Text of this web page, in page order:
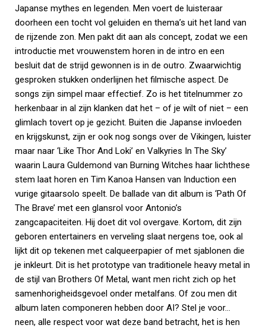
Japanse mythes en legenden. Men voert de luisteraar
doorheen een tocht vol geluiden en thema’s uit het land van
de rijzende zon. Men pakt dit aan als concept, zodat we een
introductie met vrouwenstem horen in de intro en een
besluit dat de strijd gewonnen is in de outro. Zwaarwichtig
gesproken stukken onderlijnen het filmische aspect. De
songs zijn simpel maar effectief. Zo is het titelnummer zo
herkenbaar in al zijn klanken dat het – of je wilt of niet – een
glimlach tovert op je gezicht. Buiten die Japanse invloeden
en krijgskunst, zijn er ook nog songs over de Vikingen, luister
maar naar ‘Like Thor And Loki’ en Valkyries In The Sky’
waarin Laura Guldemond van Burning Witches haar lichthese
stem laat horen en Tim Kanoa Hansen van Induction een
vurige gitaarsolo speelt. De ballade van dit album is ‘Path Of
The Brave’ met een glansrol voor Antonio’s
zangcapaciteiten. Hij doet dit vol overgave. Kortom, dit zijn
geboren entertainers en verveling slaat nergens toe, ook al
lijkt dit op tekenen met calqueerpapier of met sjablonen die
je inkleurt. Dit is het prototype van traditionele heavy metal in
de stijl van Brothers Of Metal, want men richt zich op het
samenhorigheidsgevoel onder metalfans. Of zou men dit
album laten componeren hebben door AI? Stel je voor…
neen, alle respect voor wat deze band betracht, het is hen